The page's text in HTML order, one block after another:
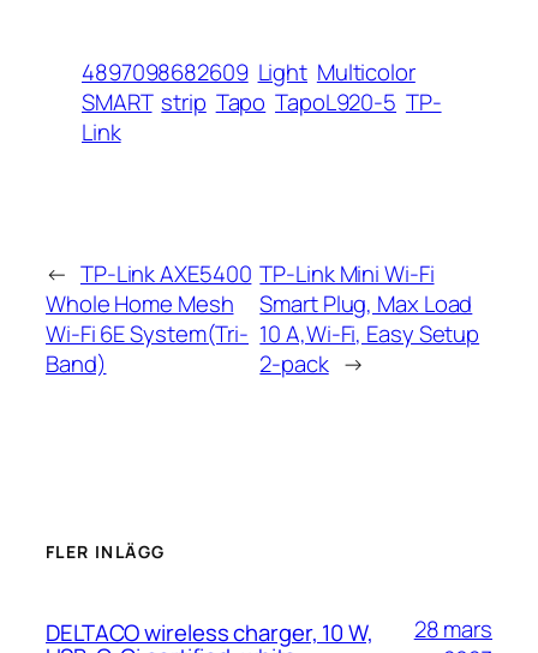
4897098682609 Light Multicolor
SMART strip Tapo TapoL920-5 TP-
Link
← TP-Link AXE5400
Whole Home Mesh
Wi-Fi 6E System(Tri-
Band)
TP-Link Mini Wi-Fi
Smart Plug, Max Load
10 A,Wi-Fi, Easy Setup
2-pack →
FLER INLÄGG
DELTACO wireless charger, 10 W,
28 mars